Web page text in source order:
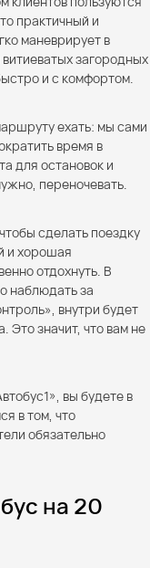
практичный и
маневрирует в
загородных
и с комфортом.
ехать: мы сами
время в
для остановок и
переночевать.
сделать поездку
и хорошая
отдохнуть. В
наблюдать за
внутри будет
Это значит, что вам не
вы будете в
в том, что
обязательно
на 20